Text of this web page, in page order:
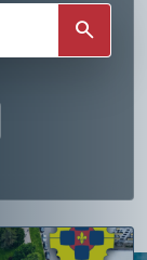
search